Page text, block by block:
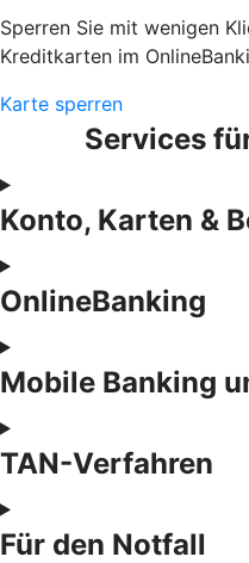
Sperren Sie mit wenigen
Kreditkarten im
Karte sperren
Services
Konto, Karten &
OnlineBanking
Mobile Banking
TAN-Verfahren
Für den Notfall